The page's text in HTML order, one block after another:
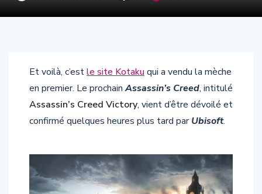
Et voilà, c’estle site Kotaku qui a vendu la mèche
en premier. Le prochainAssassin’s Creed, intitulé
Assassin’s Creed Victory, vient d’être dévoilé et
confirmé quelques heures plus tard parUbisoft.